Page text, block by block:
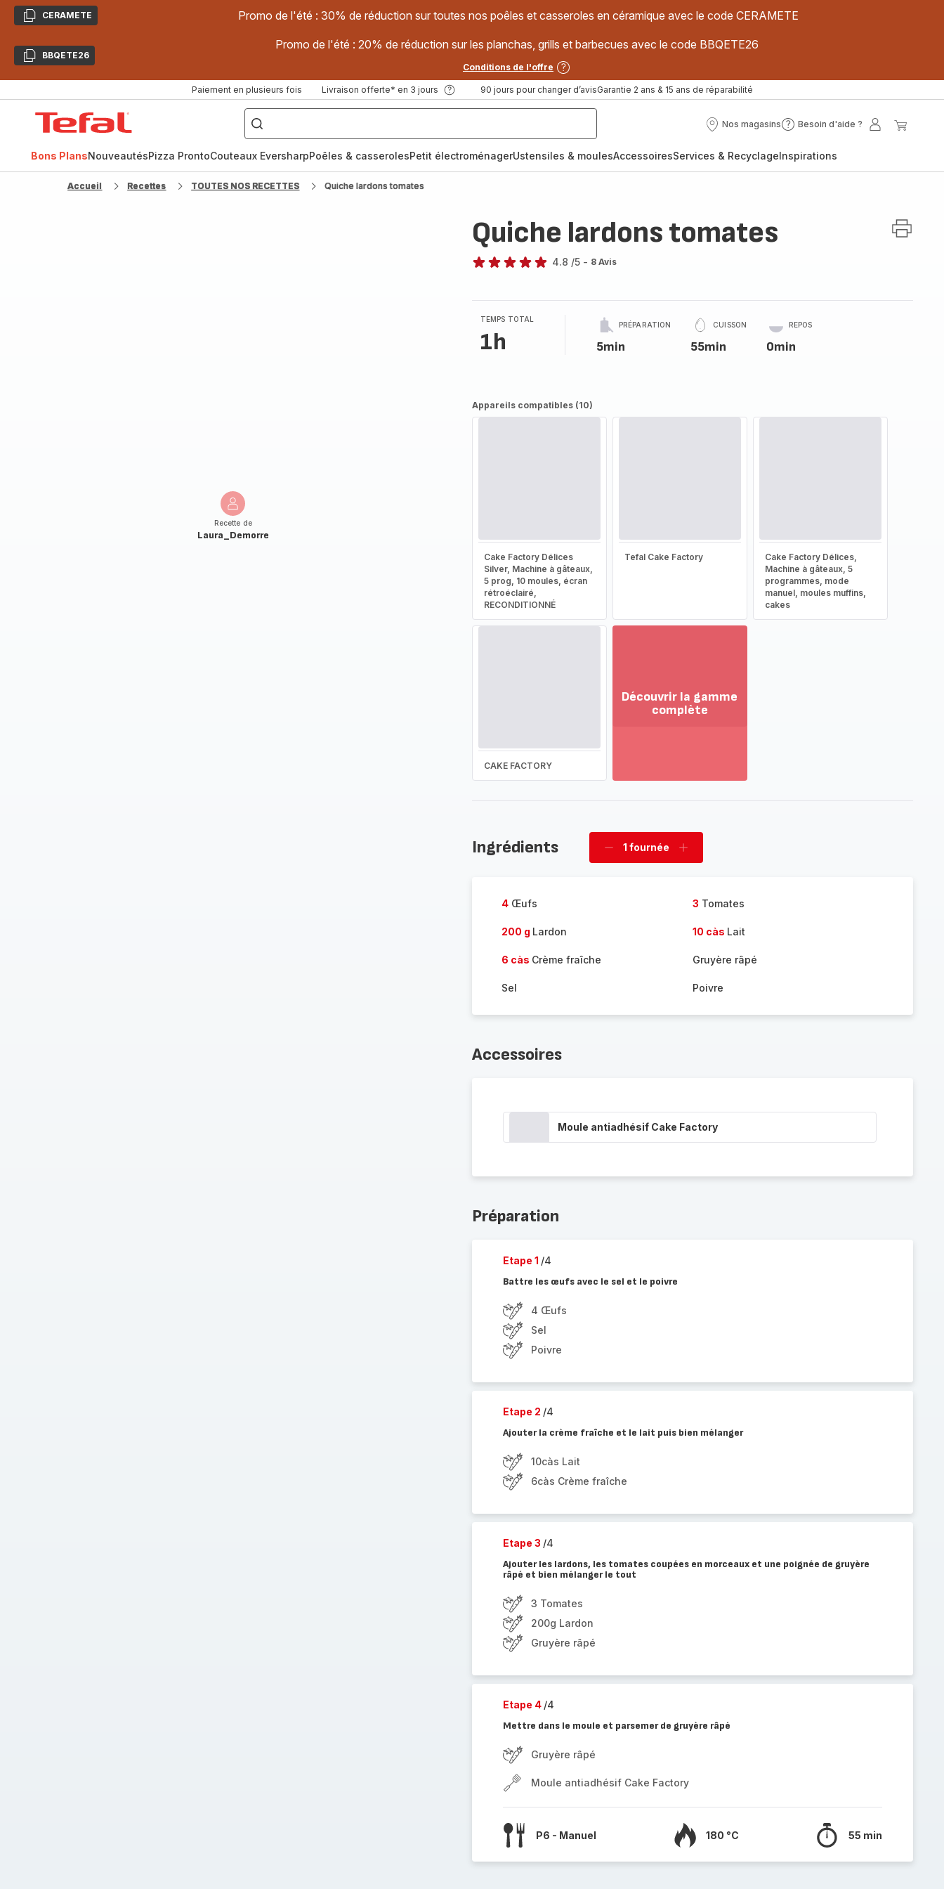
CopierCERAMETE Promo de l'été : 30% de réduction sur toutes nos poêles et casseroles en céramique avec le code CERAMETE
CopierBBQETE26
Promo de l'été : 20% de réduction sur les planchas, grills et barbecues avec le code BBQETE26
Conditions de l'offre
Paiement en plusieurs fois Livraison offerte* en 3 jours 90 jours pour changer d’avisGarantie 2 ans & 15 ans de réparabilité
["Poêles
inox,
Cake
Factory,
Nos magasins
Nos
Besoin d'aide ?
Besoin
?
Mon
Bons PlansNouveautésPizza ProntoCouteaux EversharpPoêles & casserolesPetit électroménagerUstensiles & moulesAccessoiresServices & RecyclageInspirations
Accueil Recettes TOUTES NOS RECETTES Quiche lardons tomates
Recette de
Laura_Demorre
Quiche lardons tomates
4.8 /5 - 8 Avis
TEMPS TOTAL
1h
PRÉPARATION
5min
CUISSON
55min
REPOS
0min
Appareils compatibles (10)
Cake Factory Délices
Silver, Machine à gâteaux,
5 prog, 10 moules, écran
rétroéclairé,
RECONDITIONNÉ
Tefal Cake Factory
Cake Factory Délices,
Machine à gâteaux, 5
programmes, mode
manuel, moules muffins,
cakes
CAKE FACTORY
Découvrir la gamme
complète
la
Ingrédients
Supprimer
1 fournée
Ajouter
4Œufs 3 Tomates
200 g Lardon 10 càs Lait
6 càs Crème fraîche Gruyère râpé
Sel Poivre
Accessoires
Moule antiadhésif Cake Factory
Préparation
Etape 1 /4
Battre les œufs avec le sel et le poivre
4 Œufs
Sel
Poivre
Etape 2 /4
Ajouter la crème fraîche et le lait puis bien mélanger
10càs Lait
6càs Crème fraîche
Etape 3 /4
Ajouter les lardons, les tomates coupées en morceaux et une poignée de gruyère
râpé et bien mélanger le tout
3 Tomates
200g Lardon
Gruyère râpé
Etape 4 /4
Mettre dans le moule et parsemer de gruyère râpé
Gruyère râpé
Moule antiadhésif Cake Factory
P6 - Manuel 180 °C 55 min